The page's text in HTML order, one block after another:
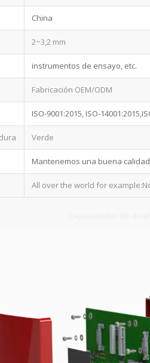
China
2~3,2 mm
instrumentos de ensayo, etc.
Fabricación OEM/ODM
ISO-9001:2015, ISO-
Verde
Mantenemos una buena
All over the world for